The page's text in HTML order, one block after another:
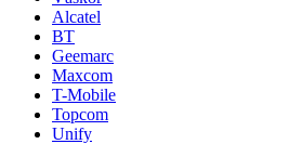
Alcatel
BT
Geemarc
Maxcom
T-Mobile
Topcom
Unify